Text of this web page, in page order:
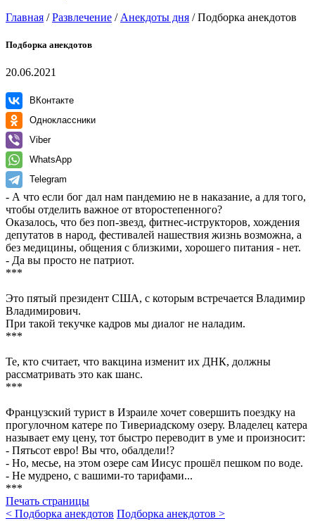
Главная /Развлечение / Анекдоты дня /Подборка анекдотов
Подборка анекдотов
20.06.2021
ВКонтакте
Одноклассники
Viber
WhatsApp
Telegram
- А что если бог дал нам пандемию не в наказание, а для того,
чтобы отделить важное от второстепенного?
Оказалось, что без поп-звезд, фитнес-иструкторов, хождения
депутатов в народ, фестивалей нашествия жизнь возможна, а
без медицины, общения с близкими, хорошего питания - нет.
- Да вы просто не патриот.
***
Это пятый президент США, с которым встречается Владимир
Владимирович.
При такой текучке кадров мы диалог не наладим.
***
Те, кто считает, что вакцина изменит их ДНК, должны
рассматривать это как шанс.
***
Французский турист в Израиле хочет совершить поездку на
прогулочном катере по Тивериадскому озеру. Владелец катера
называет ему цену, тот быстро переводит в уме и произносит:
- Пятьсот евро! Вы что, обалдели!?
- Но, месье, на этом озере сам Иисус прошёл пешком по воде.
- Не мудрено, с вашими-то тарифами...
***
Печать страницы
< Подборка анекдотов Подборка анекдотов >